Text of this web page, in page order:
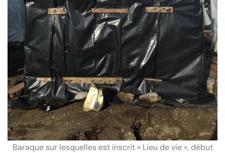
Baraque sur lesquelles est inscrit « Lieu de vie », début